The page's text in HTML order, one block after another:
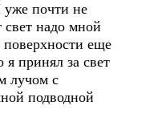
почти не
свет надо мной
еще
принял за свет
лучом с
подводной